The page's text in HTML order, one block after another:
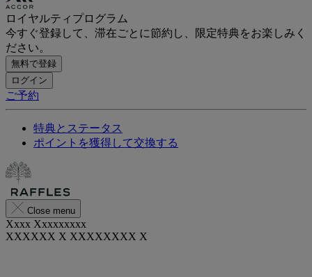
ロイヤルティプログラム
今すぐ登録して、滞在ごとに節約し、限定特典をお楽しみく
ださい。
無料で登録
ログイン
ご予約
特典とステータス
ポイントを獲得して交換する
Close menu
Xxxx Xxxxxxxxx
XXXXXX X XXXXXXXX X